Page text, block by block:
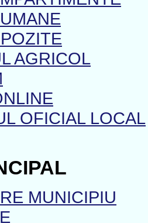
AGRICOL
OFICIAL LOCAL
MUNICIPIU